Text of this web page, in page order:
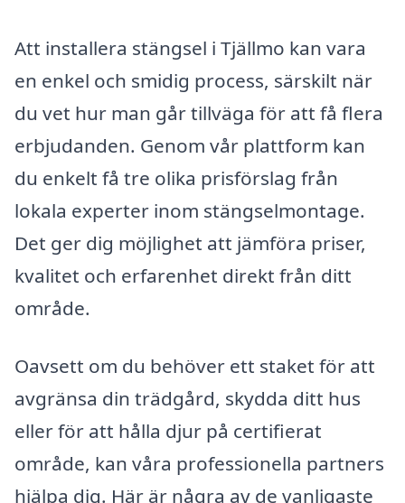
Att installera stängsel i Tjällmo kan vara
en enkel och smidig process, särskilt när
du vet hur man går tillväga för att få flera
erbjudanden. Genom vår plattform kan
du enkelt få tre olika prisförslag från
lokala experter inom stängselmontage.
Det ger dig möjlighet att jämföra priser,
kvalitet och erfarenhet direkt från ditt
område.
Oavsett om du behöver ett staket för att
avgränsa din trädgård, skydda ditt hus
eller för att hålla djur på certifierat
område, kan våra professionella partners
hjälpa dig. Här är några av de vanligaste